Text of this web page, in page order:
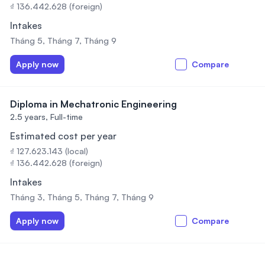
₫ 136.442.628 (foreign)
Intakes
Tháng 5, Tháng 7, Tháng 9
Apply now Compare
Diploma in Mechatronic Engineering
2.5 years, Full-time
Estimated cost per year
₫ 127.623.143 (local)
₫ 136.442.628 (foreign)
Intakes
Tháng 3, Tháng 5, Tháng 7, Tháng 9
Apply now Compare